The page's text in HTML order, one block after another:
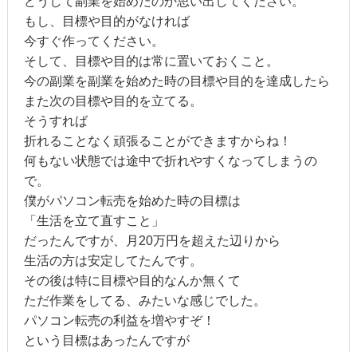
もし、目標や目的がなければ
今すぐ作ってください。
そして、目標や目的は常に置いておくこと。
今の副業を副業を始めた時の目標や目的を達成したら
また次の目標や目的を立てる。
そうすれば
折れることなく頑張ることができますからね！
何もない状態では途中で折れやすくなってしまうの
で。
僕がパソコン転売を始めた時の目標は
「生活を立て直すこと」
だったんですが、月20万円を超えた辺りから
生活の方は安定してたんです。
その後は特に目標や目的なんか無くて
ただ作業をしてる、みたいな感じでした。
パソコン転売の利益を増やすぞ！
という目標はあったんですが